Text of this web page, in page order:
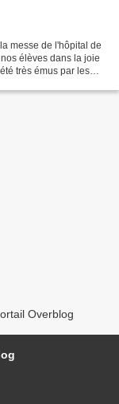
messe de l'hôpital de
élèves dans la joie
très émus par les
Overblog